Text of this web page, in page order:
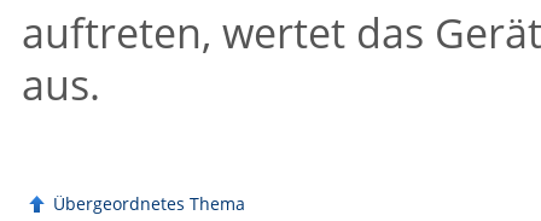
auftreten, wertet das
aus.
Übergeordnetes Thema